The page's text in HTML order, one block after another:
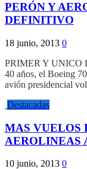
PERÓN Y
DEFINITIVO
18 junio, 2013 0
PRIMER Y UNICO
40 años, el Boeing
avión presidencial
Destacadas
MAS VUELOS
AEROLINEAS
10 junio, 2013 0